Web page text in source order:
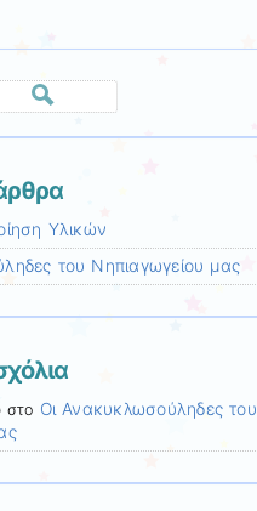
Υλικών
του Νηπιαγωγείου μας
στο Οι Ανακυκλωσούληδες του